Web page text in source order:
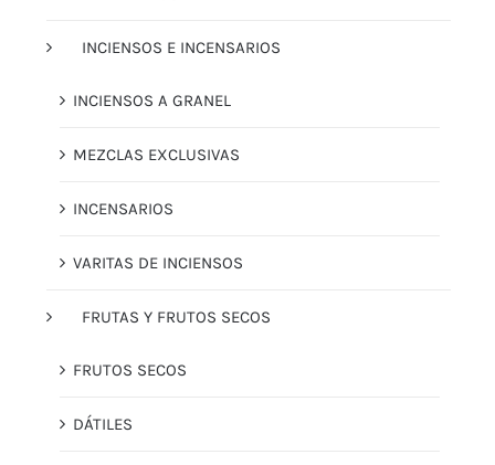
INCIENSOS E INCENSARIOS
INCIENSOS A GRANEL
MEZCLAS EXCLUSIVAS
INCENSARIOS
VARITAS DE INCIENSOS
FRUTAS Y FRUTOS SECOS
FRUTOS SECOS
DÁTILES